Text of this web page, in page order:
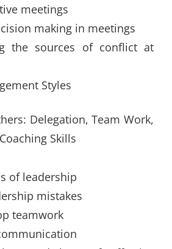
meetings
making in meetings
the sources of conflict at
Styles
Delegation, Team Work,
Skills
of leadership
mistakes
teamwork